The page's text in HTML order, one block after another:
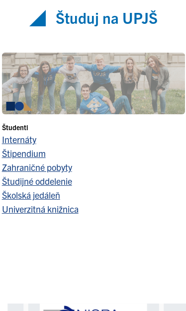
Študuj na UPJŠ
Študenti
Internáty
Štipendium
Zahraničné pobyty
Študijné oddelenie
Školská jedáleň
Univerzitná knižnica